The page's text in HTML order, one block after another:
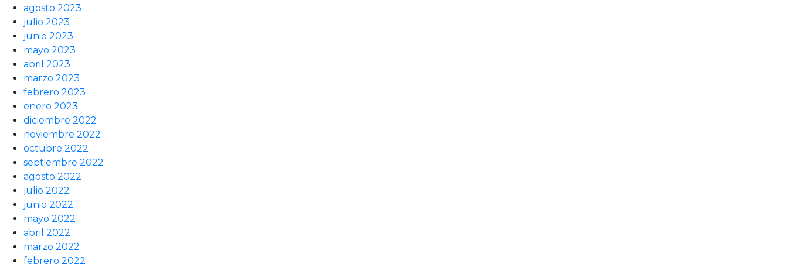
agosto 2023
julio 2023
junio 2023
mayo 2023
abril 2023
marzo 2023
febrero 2023
enero 2023
diciembre 2022
noviembre 2022
octubre 2022
septiembre 2022
agosto 2022
julio 2022
junio 2022
mayo 2022
abril 2022
marzo 2022
febrero 2022